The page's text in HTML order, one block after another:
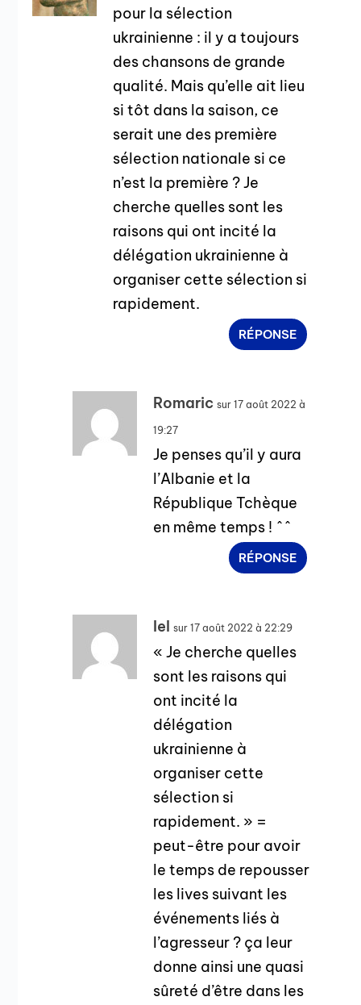
pour la sélection
ukrainienne : il y a toujours
des chansons de grande
qualité. Mais qu’elle ait lieu
si tôt dans la saison, ce
serait une des première
sélection nationale si ce
n’est la première ? Je
cherche quelles sont les
raisons qui ont incité la
délégation ukrainienne à
organiser cette sélection si
rapidement.
RÉPONSE
Romaric sur 17 août 2022 à
19:27
Je penses qu’il y aura
l’Albanie et la
République Tchèque
en même temps ! ^^
RÉPONSE
Iel sur 17 août 2022 à 22:29
« Je cherche quelles
sont les raisons qui
ont incité la
délégation
ukrainienne à
organiser cette
sélection si
rapidement. » =
peut-être pour avoir
le temps de repousser
les lives suivant les
événements liés à
l’agresseur ? ça leur
donne ainsi une quasi
sûreté d’être dans les